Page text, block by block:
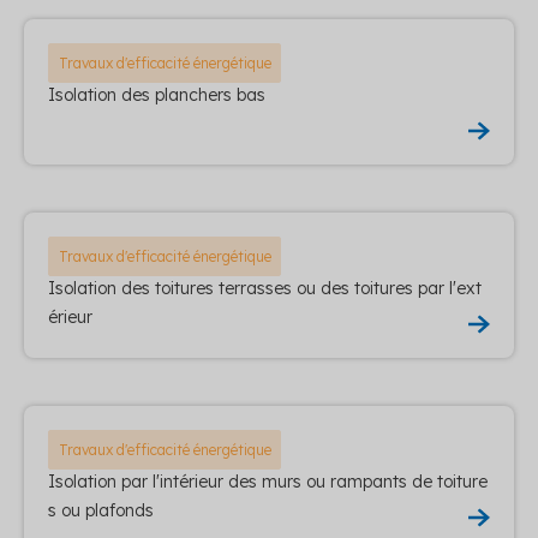
Travaux d'efficacité énergétique
Isolation des planchers bas
Travaux d'efficacité énergétique
Isolation des toitures terrasses ou des toitures par l'ext
érieur
Travaux d'efficacité énergétique
Isolation par l'intérieur des murs ou rampants de toiture
s ou plafonds